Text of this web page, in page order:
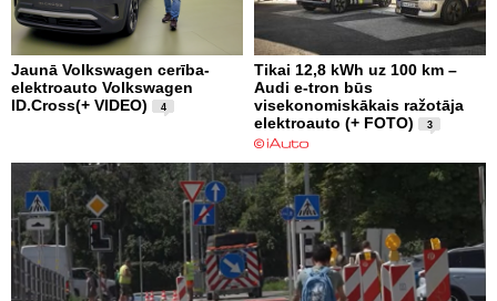
Jaunā Volkswagen cerība-
elektroauto Volkswagen
ID.Cross(+ VIDEO)
4
Tikai 12,8 kWh uz 100 km –
Audi e-tron būs
visekonomiskākais ražotāja
elektroauto (+ FOTO)
3